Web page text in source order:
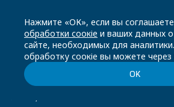
8 800 200-23-56
Чат-бот в Телеграм
Нажмите «ОК», если вы
обработки соокіе и ваших данных
сайте, необходимых для
обработку соокіе вы можете через
ОК